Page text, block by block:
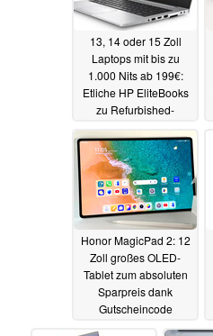
13, 14 oder 15 Zoll
Laptops mit bis zu
1.000 Nits ab 199€:
Etliche HP EliteBooks
zu Refurbished-
Spitzenpreisen
bestellbar19.06.2025
Honor MagicPad 2: 12
Zoll großes OLED-
Tablet zum absoluten
Sparpreis dank
Gutscheincode